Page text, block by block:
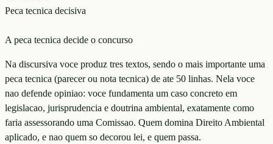
Peca tecnica decisiva
A peca tecnica decide o concurso
Na discursiva voce produz tres textos, sendo o mais importante uma
peca tecnica (parecer ou nota tecnica) de ate 50 linhas. Nela voce
nao defende opiniao: voce fundamenta um caso concreto em
legislacao, jurisprudencia e doutrina ambiental, exatamente como
faria assessorando uma Comissao. Quem domina Direito Ambiental
aplicado, e nao quem so decorou lei, e quem passa.